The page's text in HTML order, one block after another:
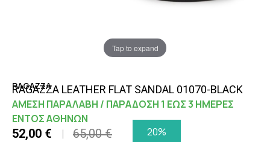
Tap to expand
RAGAZZA
RAGAZZA LEATHER FLAT SANDAL 01070-BLACK
ΑΜΕΣΗ ΠΑΡΑΛΑΒΗ / ΠΑΡΑΔΟΣΗ 1 ΕΩΣ 3 ΗΜΕΡΕΣ
ΕΝΤΟΣ ΑΘΗΝΩΝ
52,00 € 65,00 €
20%